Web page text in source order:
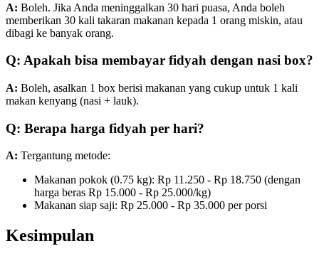
A: Boleh. Jika Anda meninggalkan 30 hari puasa, Anda boleh
memberikan 30 kali takaran makanan kepada 1 orang miskin, atau
dibagi ke banyak orang.
Q: Apakah bisa membayar fidyah dengan nasi box?
A: Boleh, asalkan 1 box berisi makanan yang cukup untuk 1 kali
makan kenyang (nasi + lauk).
Q: Berapa harga fidyah per hari?
A: Tergantung metode:
Makanan pokok (0.75 kg): Rp 11.250 - Rp 18.750 (dengan
harga beras Rp 15.000 - Rp 25.000/kg)
Makanan siap saji: Rp 25.000 - Rp 35.000 per porsi
Kesimpulan